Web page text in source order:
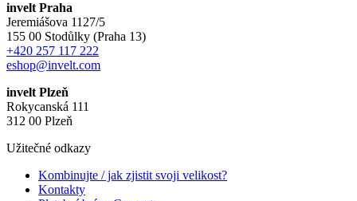
invelt Praha
Jeremiášova 1127/5
155 00 Stodůlky (Praha 13)
+420 257 117 222
eshop@invelt.com
invelt Plzeň
Rokycanská 111
312 00 Plzeň
Užitečné odkazy
Kombinujte / jak zjistit svoji velikost?
Kontakty